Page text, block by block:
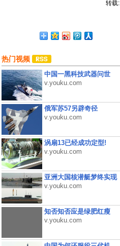
转载:
热门视频
中国一黑科技武器问世
v.youku.com
俄军苏57另辟奇径
v.youku.com
涡扇13已经成功定型!
v.youku.com
亚洲大国核潜艇梦终实现
v.youku.com
知否知否应是绿肥红瘦
v.youku.com